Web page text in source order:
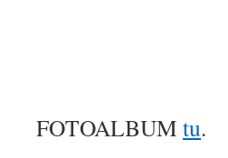
FOTOALBUM tu.